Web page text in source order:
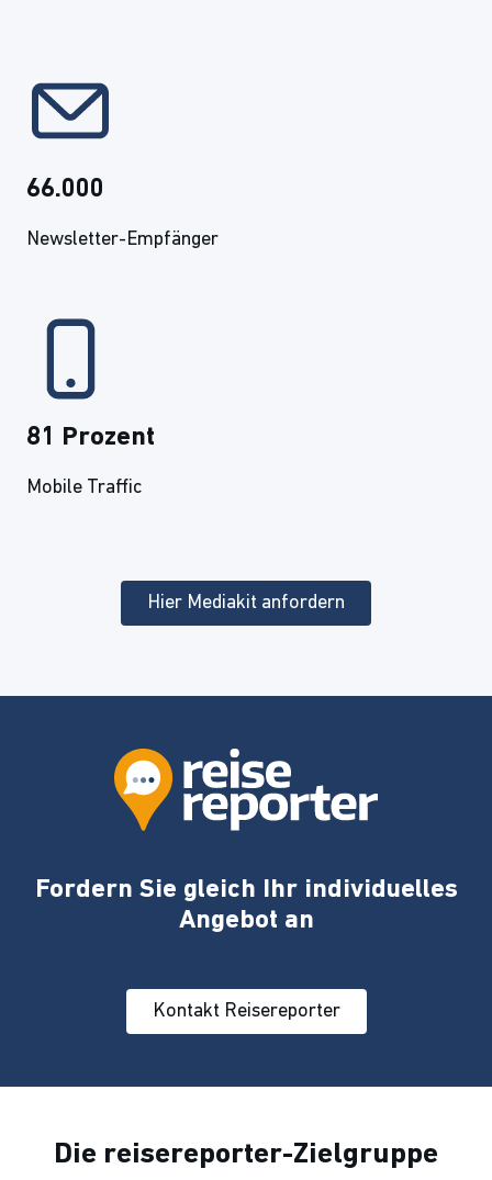
66.000
Newsletter-Empfänger
81 Prozent
Mobile Traffic
Hier Mediakit anfordern
Fordern Sie gleich Ihr individuelles
Angebot an
Kontakt Reisereporter
Die reisereporter-Zielgruppe